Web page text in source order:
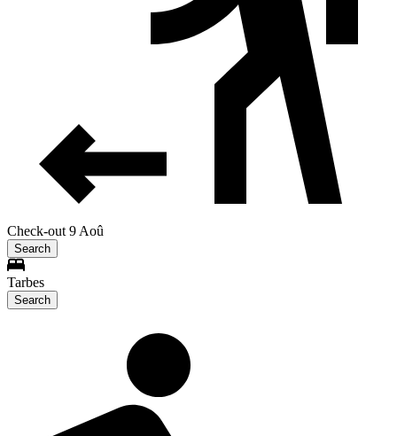
Check-out 9 Aoû
Search
Tarbes
Search